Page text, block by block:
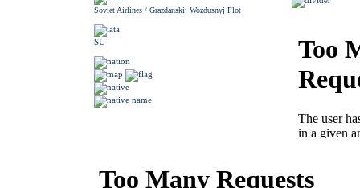
Soviet Airlines / Grazdanskij Wozdusnyj Flot
SU